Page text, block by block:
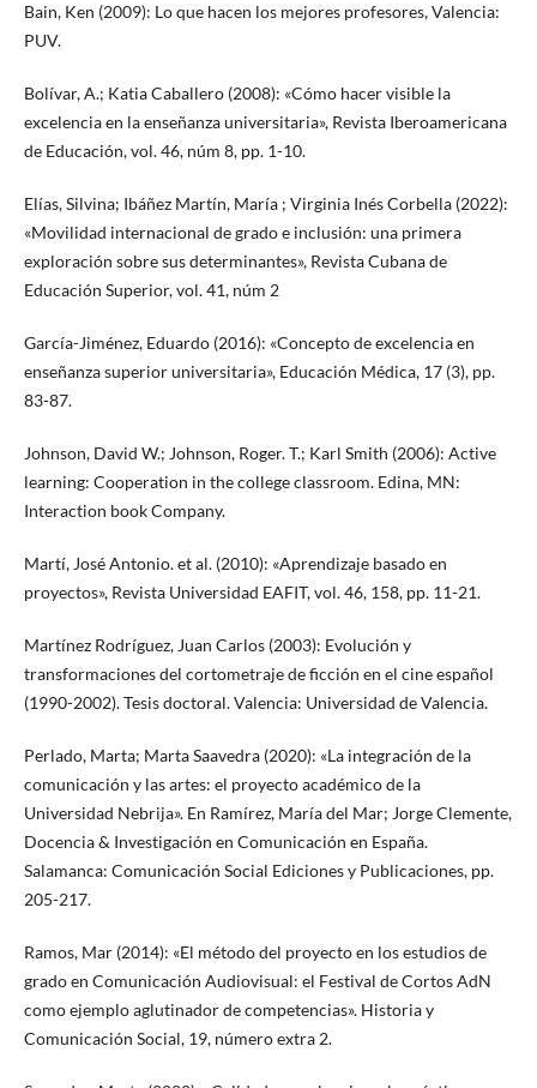
Bain, Ken (2009): Lo que hacen los mejores profesores, Valencia:
PUV.
Bolívar, A.; Katia Caballero (2008): «Cómo hacer visible la
excelencia en la enseñanza universitaria», Revista Iberoamericana
de Educación, vol. 46, núm 8, pp. 1-10.
Elías, Silvina; Ibáñez Martín, María ; Virginia Inés Corbella (2022):
«Movilidad internacional de grado e inclusión: una primera
exploración sobre sus determinantes», Revista Cubana de
Educación Superior, vol. 41, núm 2
García-Jiménez, Eduardo (2016): «Concepto de excelencia en
enseñanza superior universitaria», Educación Médica, 17 (3), pp.
83-87.
Johnson, David W.; Johnson, Roger. T.; Karl Smith (2006): Active
learning: Cooperation in the college classroom. Edina, MN:
Interaction book Company.
Martí, José Antonio. et al. (2010): «Aprendizaje basado en
proyectos», Revista Universidad EAFIT, vol. 46, 158, pp. 11-21.
Martínez Rodríguez, Juan Carlos (2003): Evolución y
transformaciones del cortometraje de ficción en el cine español
(1990-2002). Tesis doctoral. Valencia: Universidad de Valencia.
Perlado, Marta; Marta Saavedra (2020): «La integración de la
comunicación y las artes: el proyecto académico de la
Universidad Nebrija». En Ramírez, María del Mar; Jorge Clemente,
Docencia & Investigación en Comunicación en España.
Salamanca: Comunicación Social Ediciones y Publicaciones, pp.
205-217.
Ramos, Mar (2014): «El método del proyecto en los estudios de
grado en Comunicación Audiovisual: el Festival de Cortos AdN
como ejemplo aglutinador de competencias». Historia y
Comunicación Social, 19, número extra 2.